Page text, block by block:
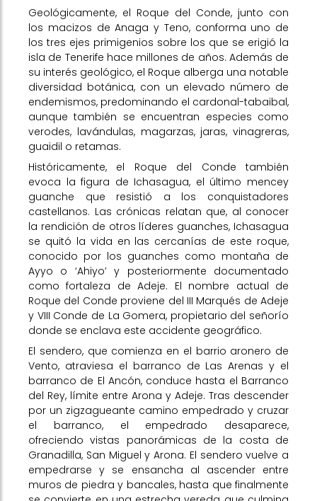
Geológicamente, el Roque del Conde, junto con
los macizos de Anaga y Teno, conforma uno de
los tres ejes primigenios sobre los que se erigió la
isla de Tenerife hace millones de años. Además de
su interés geológico, el Roque alberga una notable
diversidad botánica, con un elevado número de
endemismos, predominando el cardonal-tabaibal,
aunque también se encuentran especies como
verodes, lavándulas, magarzas, jaras, vinagreras,
guaidil o retamas.
Históricamente, el Roque del Conde también
evoca la figura de Ichasagua, el último mencey
guanche que resistió a los conquistadores
castellanos. Las crónicas relatan que, al conocer
la rendición de otros líderes guanches, Ichasagua
se quitó la vida en las cercanías de este roque,
conocido por los guanches como montaña de
Ayyo o ‘Ahiyo’ y posteriormente documentado
como fortaleza de Adeje. El nombre actual de
Roque del Conde proviene del III Marqués de Adeje
y VIII Conde de La Gomera, propietario del señorío
donde se enclava este accidente geográfico.
El sendero, que comienza en el barrio aronero de
Vento, atraviesa el barranco de Las Arenas y el
barranco de El Ancón, conduce hasta el Barranco
del Rey, límite entre Arona y Adeje. Tras descender
por un zigzagueante camino empedrado y cruzar
el barranco, el empedrado desaparece,
ofreciendo vistas panorámicas de la costa de
Granadilla, San Miguel y Arona. El sendero vuelve a
empedrarse y se ensancha al ascender entre
muros de piedra y bancales, hasta que finalmente